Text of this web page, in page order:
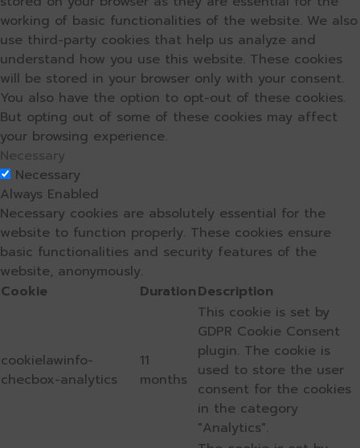
working of basic functionalities of the website. We also
use third-party cookies that help us analyze and
understand how you use this website. These cookies
will be stored in your browser only with your consent.
You also have the option to opt-out of these cookies.
But opting out of some of these cookies may affect
your browsing experience.
Necessary
Necessary
Always Enabled
Necessary cookies are absolutely essential for the
website to function properly. These cookies ensure
basic functionalities and security features of the
website, anonymously.
Cookie
DurationDescription
cookielawinfo-
checbox-analytics
11
months
This cookie is set by
GDPR Cookie Consent
plugin. The cookie is
used to store the user
consent for the cookies
in the category
"Analytics".